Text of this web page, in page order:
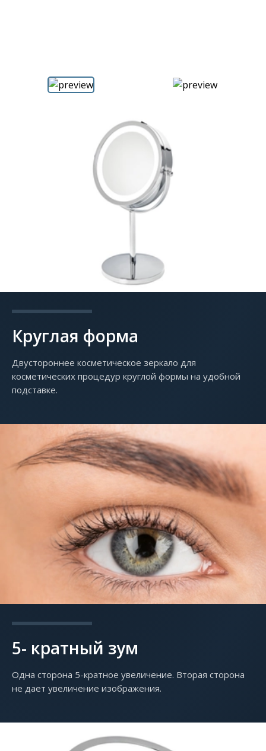
Круглая форма
Двустороннее косметическое зеркало для
косметических процедур круглой формы на удобной
подставке.
5- кратный зум
Одна сторона 5-кратное увеличение. Вторая сторона
не дает увеличение изображения.